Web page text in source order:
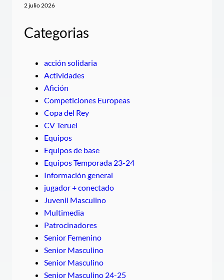
2 julio 2026
Categorias
acción solidaria
Actividades
Afición
Competiciones Europeas
Copa del Rey
CV Teruel
Equipos
Equipos de base
Equipos Temporada 23-24
Información general
jugador + conectado
Juvenil Masculino
Multimedia
Patrocinadores
Senior Femenino
Senior Masculino
Senior Masculino
Senior Masculino 24-25